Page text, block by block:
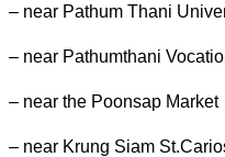
– near Pathum Thani
– near Pathumthani
– near the Poonsap Market
– near Krung Siam